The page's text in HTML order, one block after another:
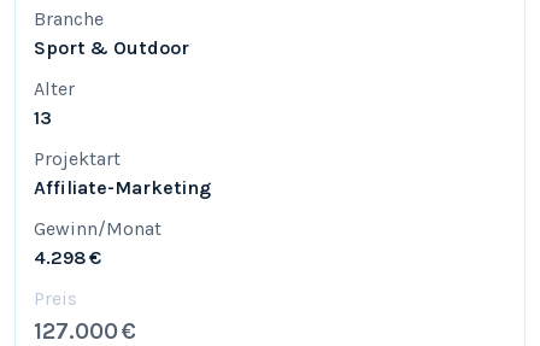
Branche
Sport & Outdoor
Alter
13
Projektart
Affiliate-Marketing
Gewinn/Monat
4.298 €
Preis
127.000 €